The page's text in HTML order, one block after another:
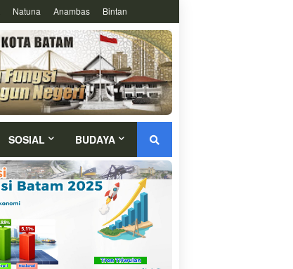
Natuna Anambas Bintan
SOSIAL BUDAYA